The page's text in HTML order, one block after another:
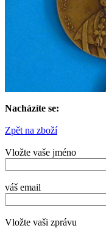
Nacházíte se:
Zpět na zboží
Vložte vaše jméno
váš email
Vložte vaši zprávu